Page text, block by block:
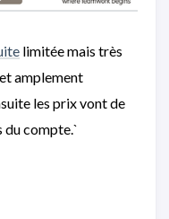
limitée mais très
amplement
les prix vont de
du compte.`